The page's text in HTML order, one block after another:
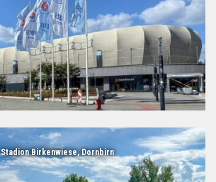
Stadion Birkenwiese, Dornbirn